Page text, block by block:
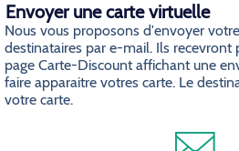
Envoyer une carte virtuelle
Nous vous proposons d'envoyer
destinataires par e-mail. Ils recevront
page Carte-Discount affichant une
faire apparaitre votres carte. Le
votre carte.